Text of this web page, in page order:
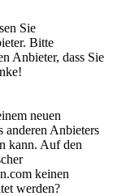
Sie
Bitte
Anbieter, dass Sie
neuen
anderen Anbieters
kann. Auf den
keinen
werden?